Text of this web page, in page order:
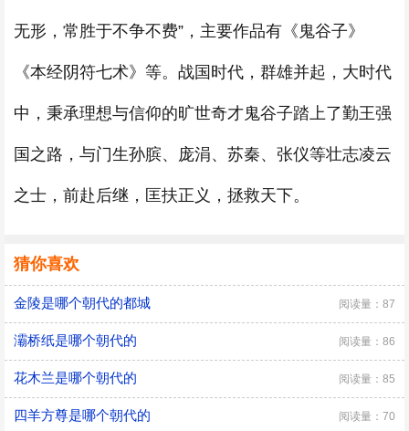
无形，常胜于不争不费”，主要作品有《鬼谷子》
《本经阴符七术》等。战国时代，群雄并起，大时代
中，秉承理想与信仰的旷世奇才鬼谷子踏上了勤王强
国之路，与门生孙膑、庞涓、苏秦、张仪等壮志凌云
之士，前赴后继，匡扶正义，拯救天下。
猜你喜欢
金陵是哪个朝代的都城 阅读量：87
灞桥纸是哪个朝代的 阅读量：86
花木兰是哪个朝代的 阅读量：85
四羊方尊是哪个朝代的 阅读量：70